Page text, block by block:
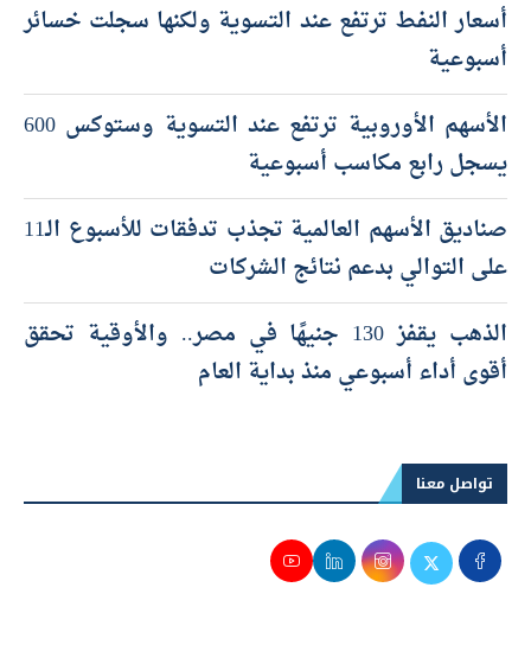
أسعار النفط ترتفع عند التسوية ولكنها سجلت خسائر
أسبوعية
الأسهم الأوروبية ترتفع عند التسوية وستوكس 600
يسجل رابع مكاسب أسبوعية
صناديق الأسهم العالمية تجذب تدفقات للأسبوع الـ11
على التوالي بدعم نتائج الشركات
الذهب يقفز 130 جنيهًا في مصر.. والأوقية تحقق
أقوى أداء أسبوعي منذ بداية العام
تواصل معنا